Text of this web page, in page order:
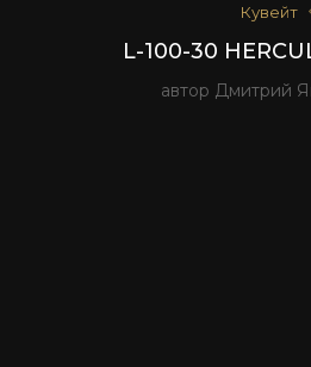
Кувейт
L-100-30
автор Дмитрий